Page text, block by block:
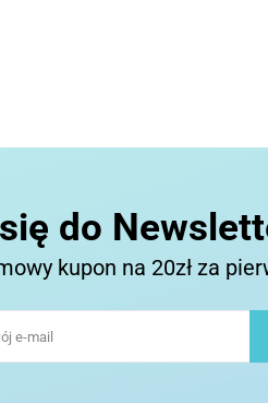
do
kupon na 20zł za